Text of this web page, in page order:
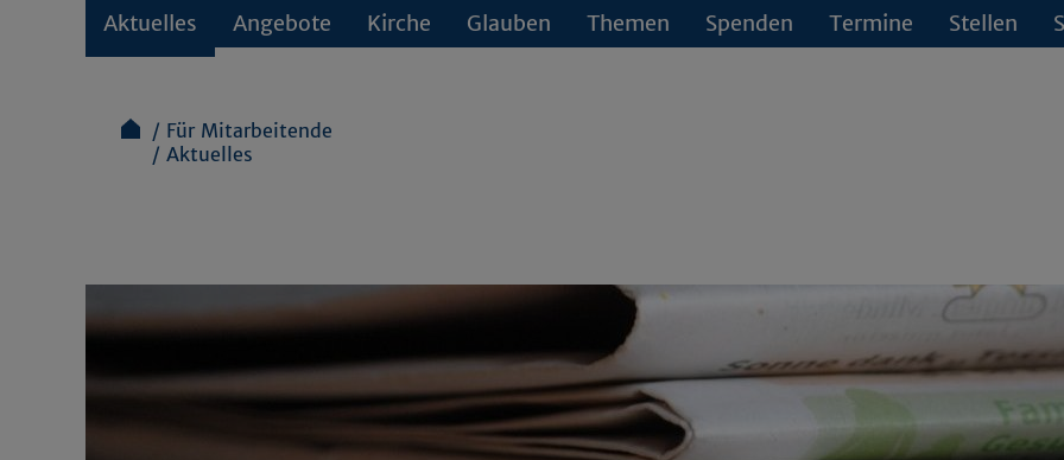
Aktuelles Angebote Kirche Glauben Themen Spenden Termine Stellen
Für Mitarbeitende
Aktuelles